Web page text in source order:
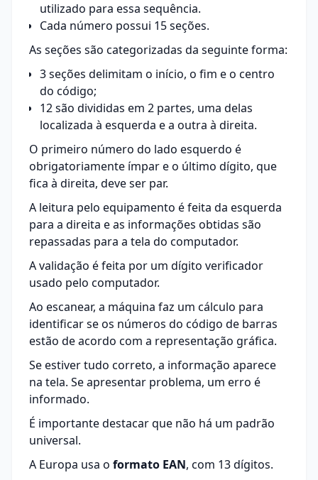
utilizado para essa sequência.
Cada número possui 15 seções.
As seções são categorizadas da seguinte forma:
3 seções delimitam o início, o fim e o centro
do código;
12 são divididas em 2 partes, uma delas
localizada à esquerda e a outra à direita.
O primeiro número do lado esquerdo é
obrigatoriamente ímpar e o último dígito, que
fica à direita, deve ser par.
A leitura pelo equipamento é feita da esquerda
para a direita e as informações obtidas são
repassadas para a tela do computador.
A validação é feita por um dígito verificador
usado pelo computador.
Ao escanear, a máquina faz um cálculo para
identificar se os números do código de barras
estão de acordo com a representação gráfica.
Se estiver tudo correto, a informação aparece
na tela. Se apresentar problema, um erro é
informado.
É importante destacar que não há um padrão
universal.
A Europa usa o formato EAN, com 13 dígitos.